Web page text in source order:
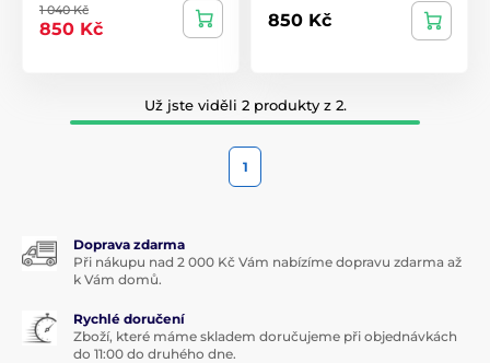
1 040 Kč
850 Kč 850 Kč
Už jste viděli 2 produkty z 2.
1
Doprava zdarma
Při nákupu nad 2 000 Kč Vám nabízíme dopravu zdarma až
k Vám domů.
Rychlé doručení
Zboží, které máme skladem doručujeme při objednávkách
do 11:00 do druhého dne.